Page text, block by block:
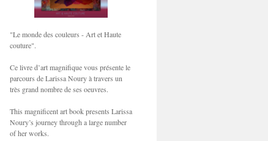
"Le monde des couleurs - Art et Haute
couture".
Ce livre d’art magnifique vous présente le
parcours de Larissa Noury à travers un
très grand nombre de ses oeuvres.
This magnificent art book presents Larissa
Noury’s journey through a large number
of her works.